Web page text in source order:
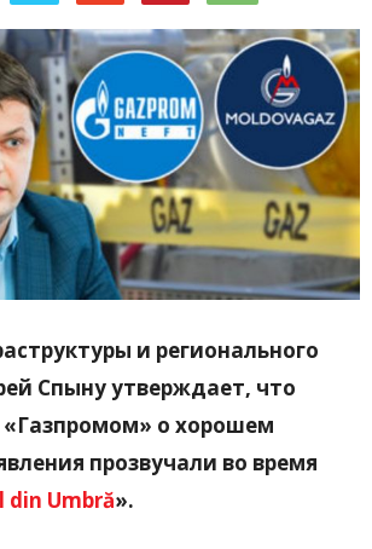
и регионального
Спыну утверждает, что
«Газпромом» о хорошем
прозвучали во время
din Umbră».